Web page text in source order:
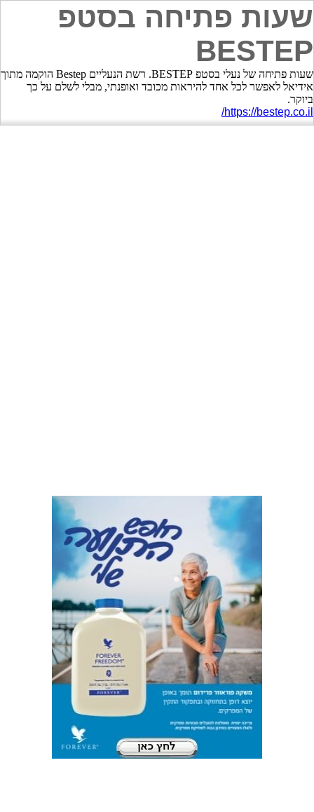
שעות פתיחה בסטפ
BESTEP
שעות פתיחה של נעלי בסטפ BESTEP. רשת הנעליים Bestep הוקמה מתוך
אידיאל לאפשר לכל אחד להיראות מכובד ואופנתי, מבלי לשלם על כך
ביוקר.
https://bestep.co.il/